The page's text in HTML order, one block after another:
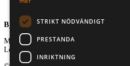
Björnögårdens café
Mån-fre, kl. 10.00-18.00
Lör-sön, kl. 10.00-18.00
STRIKT NÖDVÄNDIGT
PRESTANDA
INRIKTNING